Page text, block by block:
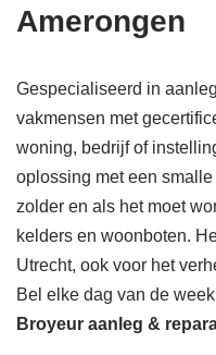
Amerongen
Gespecialiseerd in
vakmensen met
woning, bedrijf of
oplossing met een
zolder en als het moet
kelders en woonboten.
Utrecht, ook voor het
Bel elke dag van de
Broyeur aanleg &